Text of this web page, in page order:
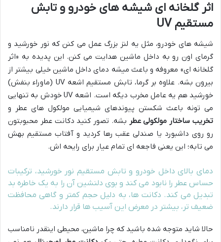
اثر گلخانه ای شیشه های خودرو و تابش
مستقیم UV
شیشه های خودرو، مثل یه لنز بزرگ عمل می کنن که نور خورشید و
گرمای اون رو به داخل ماشین هدایت می کنن. این پدیده به «اثر
گلخانه ای» معروفه و باعث میشه دمای داخل ماشین خیلی بیشتر از
بیرون بشه. علاوه بر گرما، تابش مستقیم اشعه UV (ماوراء بنفش)
خورشید هم یه عامل مخرب دیگه است. اشعه UV خودش به تنهایی
می تونه باعث شکستن پیوندهای شیمیایی مولکول های عطر و
تخریب ساختار مولکولی عطر بشه. تصور کنید دکانت عطر محبوبتون
رو روی داشبورد یا صندلی عقب رها کردید و آفتاب مستقیم بهش
می تابه؛ این یعنی فاجعه ای تمام عیار برای رایحه اش.
دمای بالای داخل خودرو و تابش مستقیم نور خورشید، ترکیبات
حساس عطر را نابود می کند و بوی دلنشین آن را به یک خاطره بد
تبدیل می کند. دکانت ها، به دلیل حجم کمتر و گاهی محافظت
ضعیف تر، بیشتر در معرض این آسیب ها قرار دارند.
حالا شاید متوجه شده باشید که چرا ماشین، محیطی اینقدر نامناسب